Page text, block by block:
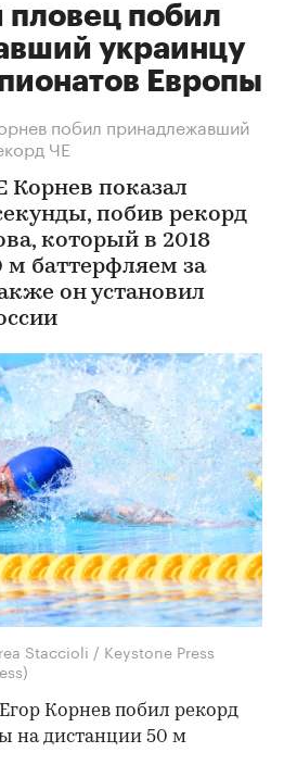
пловец побил
украинцу
Европы
побил принадлежавший
ЧЕ
Корнев показал
побив рекорд
который в 2018
м баттерфляем за
он установил
Staccioli / Keystone Press
Корнев побил рекорд
на дистанции 50 м